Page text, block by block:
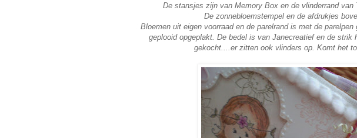
De stansjes zijn van Memory Box en de vlinderrand van
De zonnebloemstempel en de afdrukjes
Bloemen uit eigen voorraad en de parelrand is met de
geplooid opgeplakt. De bedel is van Janecreatief en de strik
gekocht....er zitten ook vlinders op. Komt het